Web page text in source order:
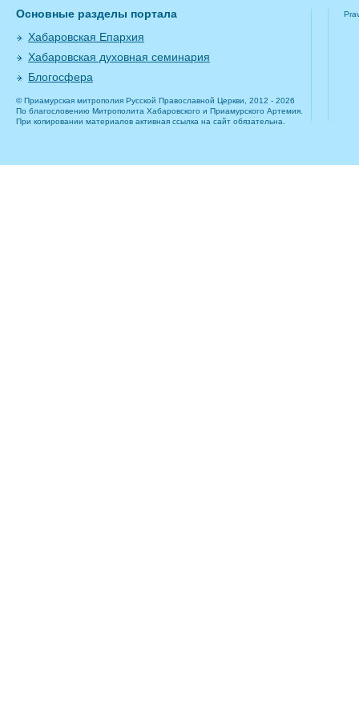
Основные разделы портала
Хабаровская Епархия
Хабаровская духовная семинария
Блогосфера
© Приамурская митрополия Русской Православной Церкви, 2012 - 2026
По благословению Митрополита Хабаровского и Приамурского Артемия.
При копировании материалов активная ссылка на сайт обязательна.